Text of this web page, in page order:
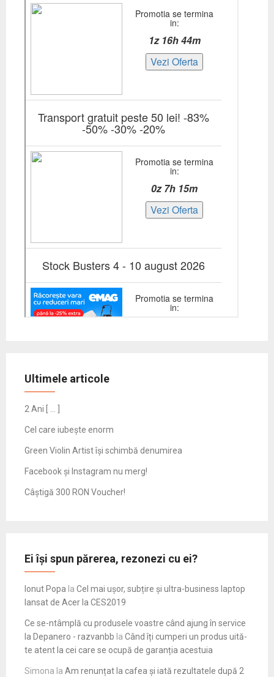
Ultimele articole
2 Ani [ … ]
Cel care iubește enorm
Green Violin Artist își schimbă denumirea
Facebook și Instagram nu merg!
Câștigă 300 RON Voucher!
Ei își spun părerea, rezonezi cu ei?
Ionut Popa la Cel mai ușor, subțire și ultra-business laptop
lansat de Acer la CES2019
Ce se-ntâmplă cu produsele voastre când ajung în service
la Depanero - razvanbb la Când îți cumperi un produs uită-
te atent la cei care se ocupă de garanția acestuia
Simona la Am renunțat la cafea și iată rezultatele după 2